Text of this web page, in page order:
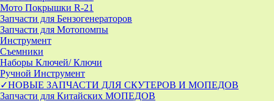
Мото Покрышки R-21
Запчасти для Бензогенераторов
Запчасти для Мотопомпы
Инструмент
Съемники
Наборы Ключей/ Ключи
Ручной Инструмент
✓НОВЫЕ ЗАПЧАСТИ ДЛЯ СКУТЕРОВ И МОПЕДОВ
Запчасти для Китайских МОПЕДОВ